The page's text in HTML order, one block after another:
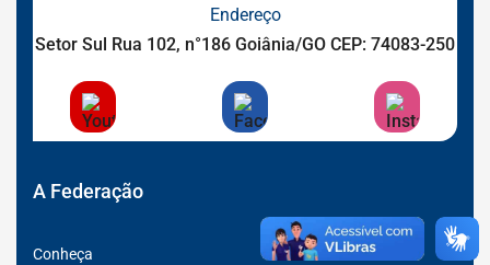
Endereço
Setor Sul Rua 102, n°186 Goiânia/GO CEP: 74083-250
Acessar
a
Rede
Acessar
a
Rede
Acessar
a
Rede
A Federação
Conheça